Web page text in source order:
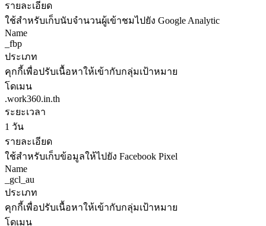
รายละเอียด
ใช้สำหรับเก็บนับจำนวนผู้เข้าชมไปยัง Google Analytic
Name
_fbp
ประเภท
คุกกี้เพื่อปรับเนื้อหาให้เข้ากับกลุ่มเป้าหมาย
โดเมน
.work360.in.th
ระยะเวลา
1 วัน
รายละเอียด
ใช้สำหรับเก็บข้อมูลให้ไปยัง Facebook Pixel
Name
_gcl_au
ประเภท
คุกกี้เพื่อปรับเนื้อหาให้เข้ากับกลุ่มเป้าหมาย
โดเมน